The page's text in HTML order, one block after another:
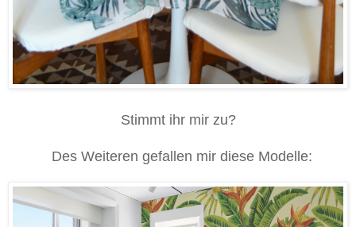
Stimmt ihr mir zu?
Des Weiteren gefallen mir diese Modelle: